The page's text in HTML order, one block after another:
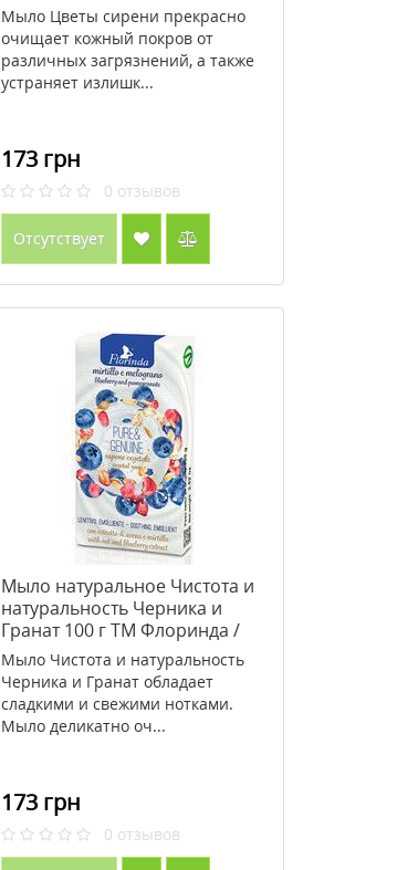
Мыло Цветы сирени прекрасно
очищает кожный покров от
различных загрязнений, а также
устраняет излишк...
173 грн
0 отзывов
Отсутствует
Мыло натуральное Чистота и
натуральность Черника и
Гранат 100 г TM Флоринда /
Florinda
Мыло Чистота и натуральность
Черника и Гранат обладает
сладкими и свежими нотками.
Мыло деликатно оч...
173 грн
0 отзывов